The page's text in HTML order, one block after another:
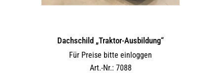
Dachschild „Traktor-Ausbildung“
Für Preise bitte einloggen
Art.-Nr.: 7088